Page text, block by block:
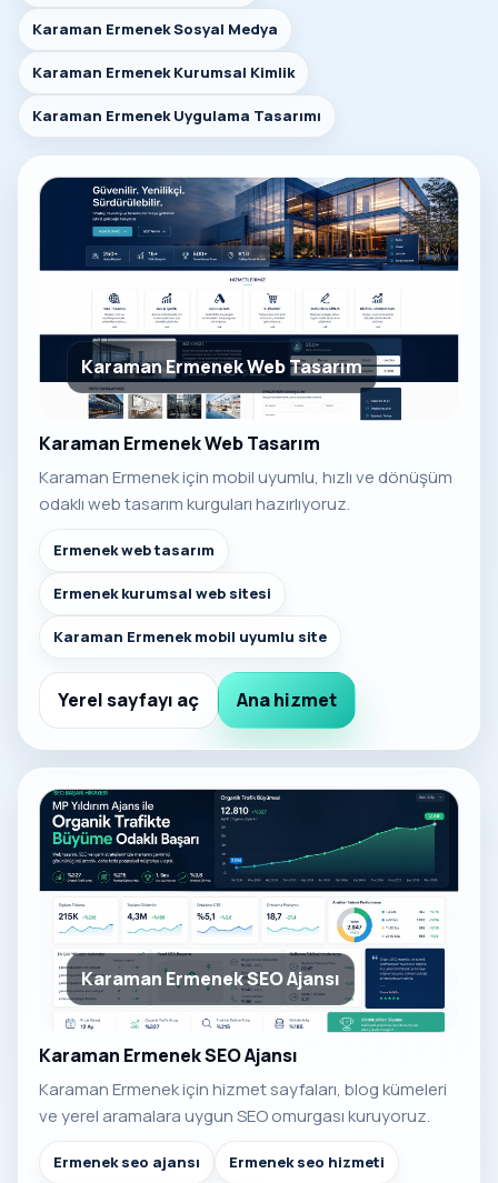
Karaman Ermenek Sosyal Medya
Karaman Ermenek Kurumsal Kimlik
Karaman Ermenek Uygulama Tasarımı
Karaman Ermenek Web Tasarım
Karaman Ermenek Web Tasarım
Karaman Ermenek için mobil uyumlu, hızlı ve dönüşüm
odaklı web tasarım kurguları hazırlıyoruz.
Ermenek web tasarım
Ermenek kurumsal web sitesi
Karaman Ermenek mobil uyumlu site
Yerel sayfayı aç Ana hizmet
Karaman Ermenek SEO Ajansı
Karaman Ermenek SEO Ajansı
Karaman Ermenek için hizmet sayfaları, blog kümeleri
ve yerel aramalara uygun SEO omurgası kuruyoruz.
Ermenek seo ajansı Ermenek seo hizmeti